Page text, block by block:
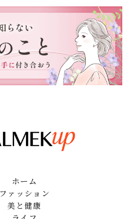
ホーム
ファッション
美と健康